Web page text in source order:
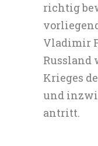
richtig
Vladimir
Russland
Krieges
und
antritt.